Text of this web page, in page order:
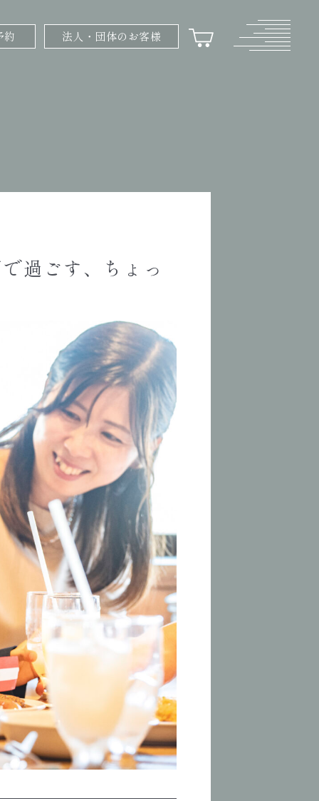
約 法人・団体のお客様
過ごす、ちょっ